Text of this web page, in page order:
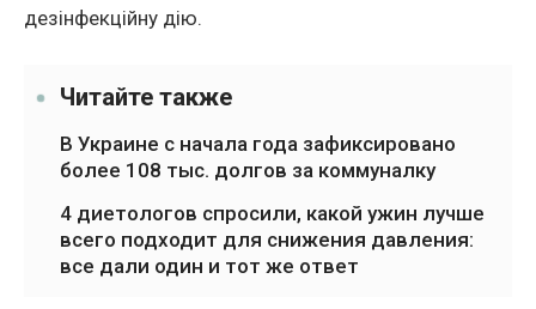
дезінфекційну дію.
Читайте также
В Украине с начала года зафиксировано
более 108 тыс. долгов за коммуналку
4 диетологов спросили, какой ужин лучше
всего подходит для снижения давления:
все дали один и тот же ответ